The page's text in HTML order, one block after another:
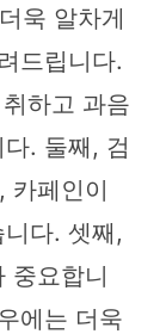
욱 알차게
드립니다.
하고 과음
. 둘째, 검
카페인이
다. 셋째,
중요합니
에는 더욱